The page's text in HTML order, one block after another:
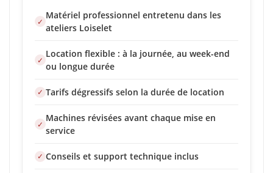
Matériel professionnel entretenu dans les
ateliers Loiselet
Location flexible : à la journée, au week-end
ou longue durée
Tarifs dégressifs selon la durée de location
Machines révisées avant chaque mise en
service
Conseils et support technique inclus